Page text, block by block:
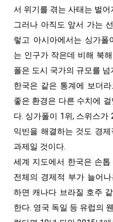
서 위기를 겪는 사태는 벌어
그러나 아직도 앞서 가는
렇고 아시아에서는 싱가
는 인구가 작은데 비해 북
폴은 도시 국가의 규모를 넘
한국은 같은 통계에 보더
좋은 환경은 다른 수치에
다. 싱가폴이 1위, 스위스가
익빈을 해결하는 것도 경
과제일 것이다.
세계 지도에서 한국은 손
전체의 경제적 부가 늘어
하면 캐나다 브라질 호주
한다. 영국 독일 등 유럽의